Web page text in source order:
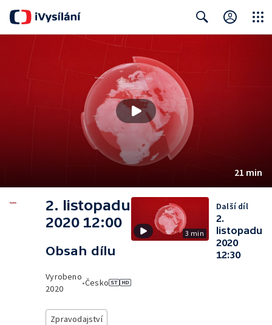
21 min
2. listopadu
2020 12:00
Obsah dílu
Vyrobeno
2020
•Česko
Zpravodajství
3 min
Další díl
2.
listopadu
2020
12:30